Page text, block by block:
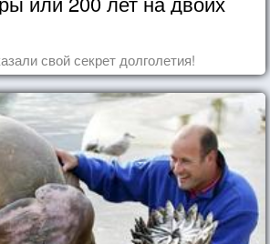
свой секрет долголетия!